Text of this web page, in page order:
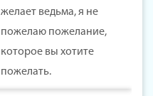
желает ведьма, я не
пожелаю пожелание,
которое вы хотите
пожелать.